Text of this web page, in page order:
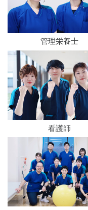
管理栄養士
看護師